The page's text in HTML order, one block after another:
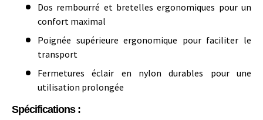
Dos rembourré et bretelles ergonomiques pour un
confort maximal
Poignée supérieure ergonomique pour faciliter le
transport
Fermetures éclair en nylon durables pour une
utilisation prolongée
Spécifications :